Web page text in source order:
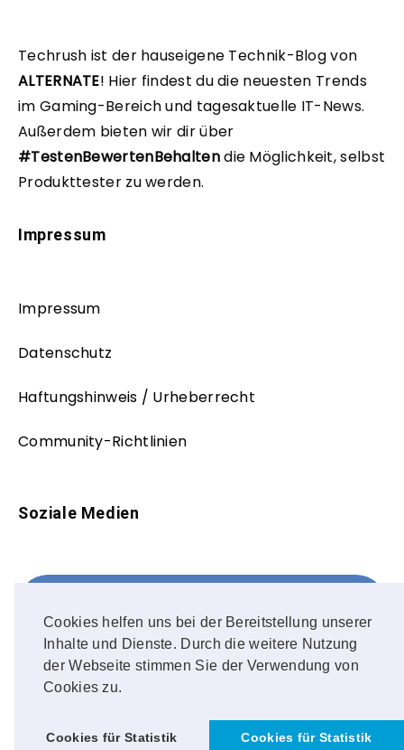
Cookies helfen uns bei der Bereitstellung unserer
Inhalte und Dienste. Durch die weitere Nutzung
der Webseite stimmen Sie der Verwendung von
Cookies zu.
Cookies für Statistik Cookies für Statistik
Techrush ist der hauseigene Technik-Blog von
ALTERNATE! Hier findest du die neuesten Trends
im Gaming-Bereich und tagesaktuelle IT-News.
Außerdem bieten wir dir über
#TestenBewertenBehaltendie Möglichkeit, selbst
Produkttester zu werden.
Impressum
Impressum
Datenschutz
Haftungshinweis / Urheberrecht
Community-Richtlinien
Soziale Medien
FOLLOW ME!
Instagram
OUR PHOTOS!